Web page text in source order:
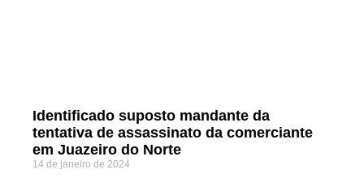
Identificado suposto mandante da
tentativa de assassinato da comerciante
em Juazeiro do Norte
14 de janeiro de 2024